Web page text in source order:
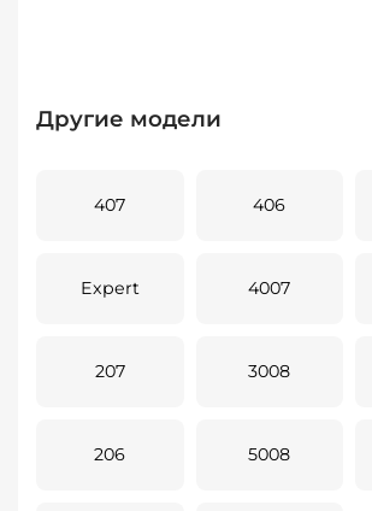
Другие модели
407 406
Expert 4007
207 3008
206 5008